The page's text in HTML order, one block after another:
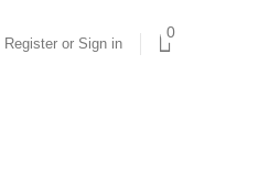
Register or Sign in
0